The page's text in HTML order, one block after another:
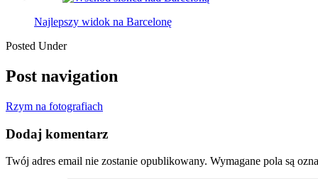
Najlepszy widok na Barcelonę
Posted Under
Post navigation
Rzym na fotografiach
Dodaj komentarz
Twój adres email nie zostanie opublikowany. Wymagane pola są